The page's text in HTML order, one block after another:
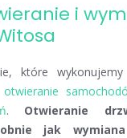
i
które
. Otwieranie
jak